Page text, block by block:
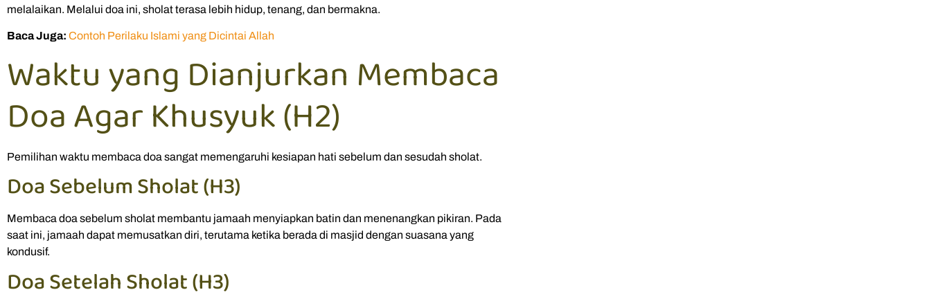
melalaikan. Melalui doa ini, sholat terasa lebih hidup, tenang, dan bermakna.
Baca Juga: Contoh Perilaku Islami yang Dicintai Allah
Waktu yang Dianjurkan Membaca
Doa Agar Khusyuk (H2)
Pemilihan waktu membaca doa sangat memengaruhi kesiapan hati sebelum dan sesudah sholat.
Doa Sebelum Sholat (H3)
Membaca doa sebelum sholat membantu jamaah menyiapkan batin dan menenangkan pikiran. Pada
saat ini, jamaah dapat memusatkan diri, terutama ketika berada di masjid dengan suasana yang
kondusif.
Doa Setelah Sholat (H3)